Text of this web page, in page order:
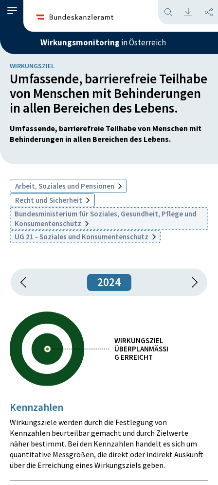
Wirkungsmonitoring in Österreich
WIRKUNGSZIEL
Umfassende, barrierefreie Teilhabe
von Menschen mit Behinderungen
in allen Bereichen des Lebens.
Umfassende, barrierefreie Teilhabe von Menschen mit
Behinderungen in allen Bereichen des Lebens.
Arbeit, Soziales und Pensionen
Recht und Sicherheit
Bundesministerium für Soziales, Gesundheit, Pflege und
Konsumentenschutz
UG 21 - Soziales und Konsumentenschutz
2024
WIRKUNGSZIEL
ÜBERPLANMÄSSIG
ERREICHT
Kennzahlen
Wirkungsziele werden durch die Festlegung von
Kennzahlen beurteilbar gemacht und durch Zielwerte
näher bestimmt. Bei den Kennzahlen handelt es sich um
quantitative Messgrößen, die direkt oder indirekt Auskunft
über die Erreichung eines Wirkungsziels geben.